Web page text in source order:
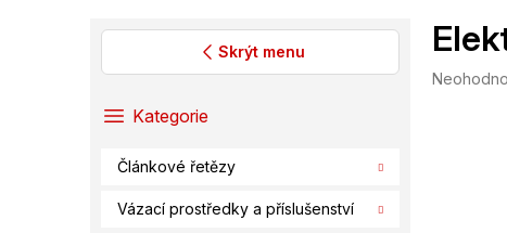
Skrýt menu
PřeskočitKategorie
Článkové řetězy
Vázací prostředky a příslušenství
Průměrné